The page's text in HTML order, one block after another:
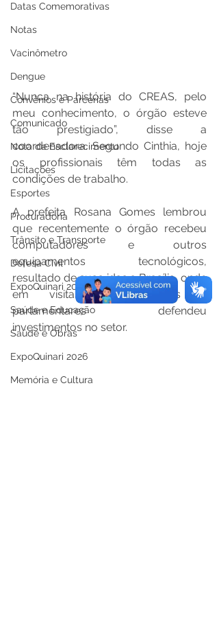
Datas Comemorativas
Notas
Vacinômetro
Dengue
Convênios e Parcerias
Comunicado
Nota de Esclarecimento
Licitações
Esportes
Procuradoria
Trânsito e Transporte
Defesa Civil
ExpoQuinari 2025
Saúde e Educação
Saúde e Obras
ExpoQuinari 2026
Memória e Cultura
“Nunca na história do CREAS, pelo
meu conhecimento, o órgão esteve
tão prestigiado”, disse a
coordenadora. Segundo Cinthia, hoje
os profissionais têm todas as
condições de trabalho.
A prefeita Rosana Gomes lembrou
que recentemente o órgão recebeu
computadores e outros
equipamentos tecnológicos,
resultado de suas idas a Brasília, onde
em visitas a ministérios e
parlamentares defendeu
investimentos no setor.